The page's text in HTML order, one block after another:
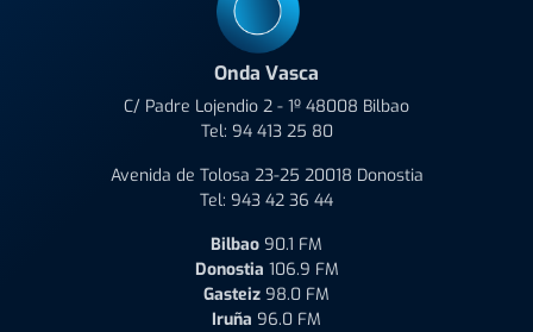
Onda Vasca
C/ Padre Lojendio 2 - 1º 48008 Bilbao
Tel: 94 413 25 80
Avenida de Tolosa 23-25 20018 Donostia
Tel: 943 42 36 44
Bilbao 90.1 FM
Donostia 106.9 FM
Gasteiz 98.0 FM
Iruña 96.0 FM